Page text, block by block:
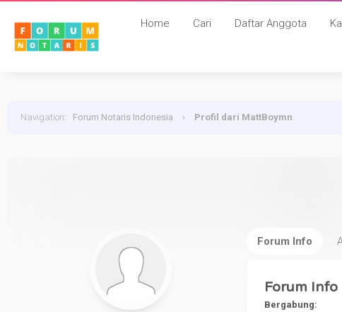
Home Cari Daftar Anggota
Navigation: Forum Notaris Indonesia › Profil dari MattBoymn
Forum Info
Forum Info
Bergabung: